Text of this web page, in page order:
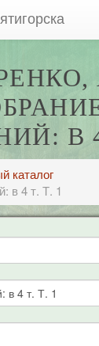
В 4
каталог
в 4 т. Т. 1